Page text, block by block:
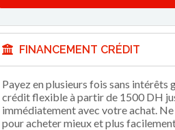
FINANCEMENT CRÉDIT
Payez en plusieurs fois sans intérêts
crédit flexible à partir de 1500 DH
immédiatement avec votre achat.
pour acheter mieux et plus